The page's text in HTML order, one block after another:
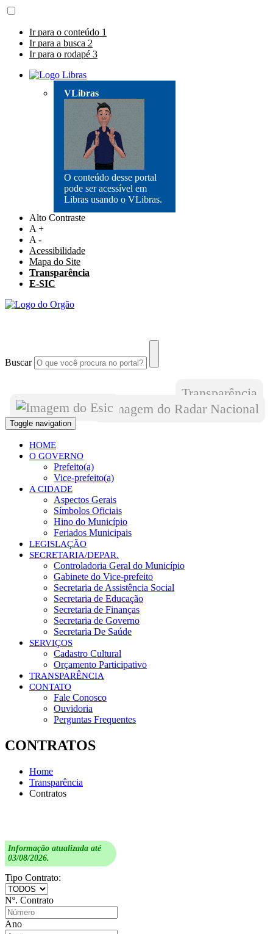
Ir para o conteúdo 1
Ir para a busca 2
Ir para o rodapé 3
VLibras
O conteúdo desse portal
pode ser acessível em
Libras usando o VLibras.
Alto Contraste
A +
A -
Acessibilidade
Mapa do Site
Transparência
E-SIC
Buscar
Transparência
Toggle navigation
HOME
O GOVERNO
Prefeito(a)
Vice-prefeito(a)
A CIDADE
Aspectos Gerais
Símbolos Oficiais
Hino do Município
Feriados Municipais
LEGISLAÇÃO
SECRETARIA/DEPAR.
Controladoria Geral do Município
Gabinete do Vice-prefeito
Secretaria de Assistência Social
Secretaria de Educação
Secretaria de Finanças
Secretaria de Governo
Secretaria De Saúde
SERVIÇOS
Cadastro Cultural
Orçamento Participativo
TRANSPARÊNCIA
CONTATO
Fale Conosco
Ouvidoria
Perguntas Frequentes
CONTRATOS
Home
Transparência
Contratos
Informação atualizada até
03/08/2026.
Tipo Contrato:
Nº. Contrato
Ano